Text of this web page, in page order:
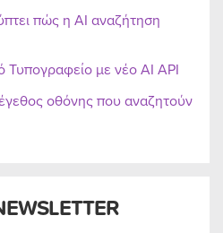
πώς η AI αναζήτηση
Τυπογραφείο με νέο AI API
οθόνης που αναζητούν